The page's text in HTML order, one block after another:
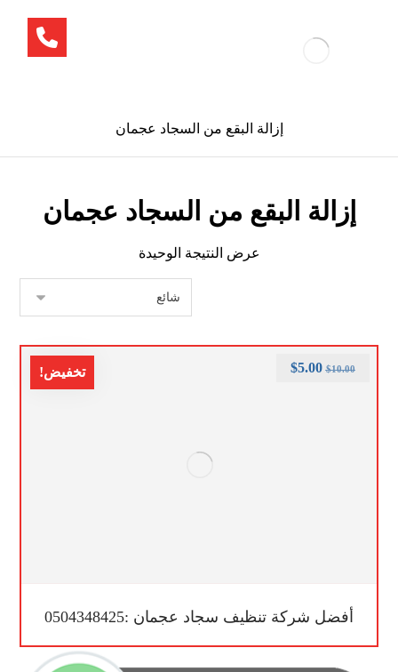
إزالة البقع من السجاد عجمان
إزالة البقع من السجاد عجمان
عرض النتيجة الوحيدة
تخفيض!
أفضل شركة تنظيف سجاد عجمان :0504348425
$10.00
$5.00